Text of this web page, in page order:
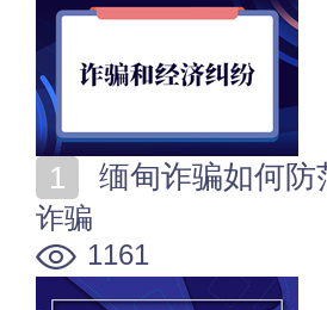
缅甸诈骗如何
诈骗
1161